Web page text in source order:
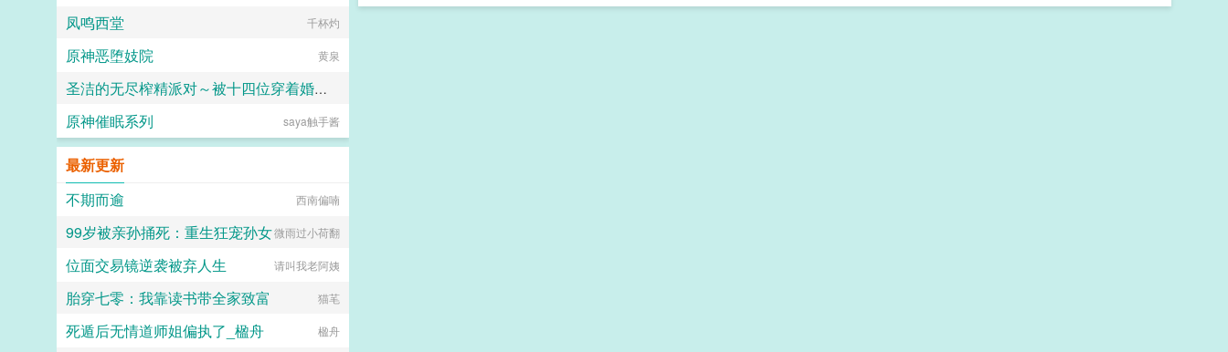
霜染official
凤鸣西堂 千杯灼
原神恶堕妓院 黄泉
圣洁的无尽榨精派对～被十四位穿着婚纱的舰娘新娘们在教堂内献上身体的集体婚礼～
火锅气候
原神催眠系列 saya触手酱
最新更新
不期而逾
西南偏喃
99岁被亲孙捅死：重生狂宠孙女微雨过小荷翻
位面交易镜逆袭被弃人生 请叫我老阿姨
胎穿七零：我靠读书带全家致富 猫芼
死遁后无情道师姐偏执了_楹舟 楹舟